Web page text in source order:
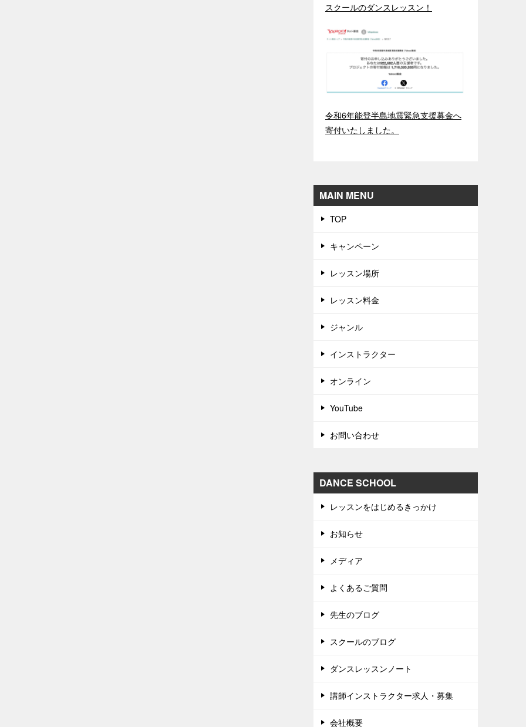
スクールのダンスレッスン！
令和6年能登半島地震緊急支援募金へ
寄付いたしました。
MAIN MENU
TOP
キャンペーン
レッスン場所
レッスン料金
ジャンル
インストラクター
オンライン
YouTube
お問い合わせ
DANCE SCHOOL
レッスンをはじめるきっかけ
お知らせ
メディア
よくあるご質問
先生のブログ
スクールのブログ
ダンスレッスンノート
講師インストラクター求人・募集
会社概要